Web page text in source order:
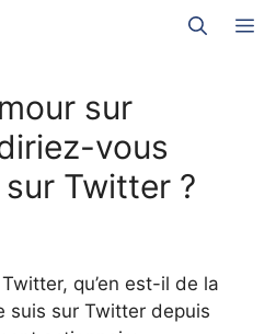
sur
vous
sur Twitter ?
qu’en est-il de la
suis sur Twitter depuis